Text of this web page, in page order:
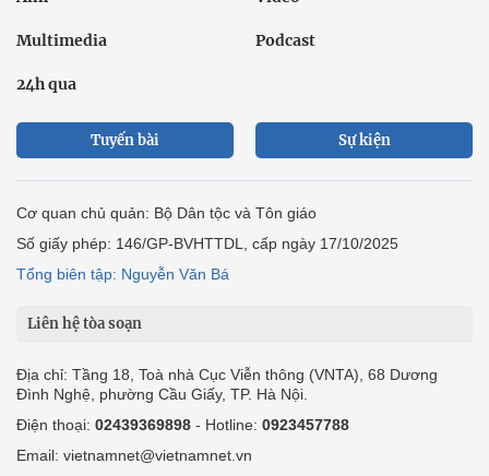
Multimedia Podcast
24h qua
Tuyến bài Sự kiện
Cơ quan chủ quản: Bộ Dân tộc và Tôn giáo
Số giấy phép: 146/GP-BVHTTDL, cấp ngày 17/10/2025
Tổng biên tập: Nguyễn Văn Bá
Liên hệ tòa soạn
Địa chỉ: Tầng 18, Toà nhà Cục Viễn thông (VNTA), 68 Dương
Đình Nghệ, phường Cầu Giấy, TP. Hà Nội.
Điện thoại: 02439369898 - Hotline: 0923457788
Email: vietnamnet@vietnamnet.vn